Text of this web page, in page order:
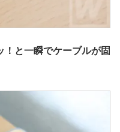
！と一瞬でケーブルが固